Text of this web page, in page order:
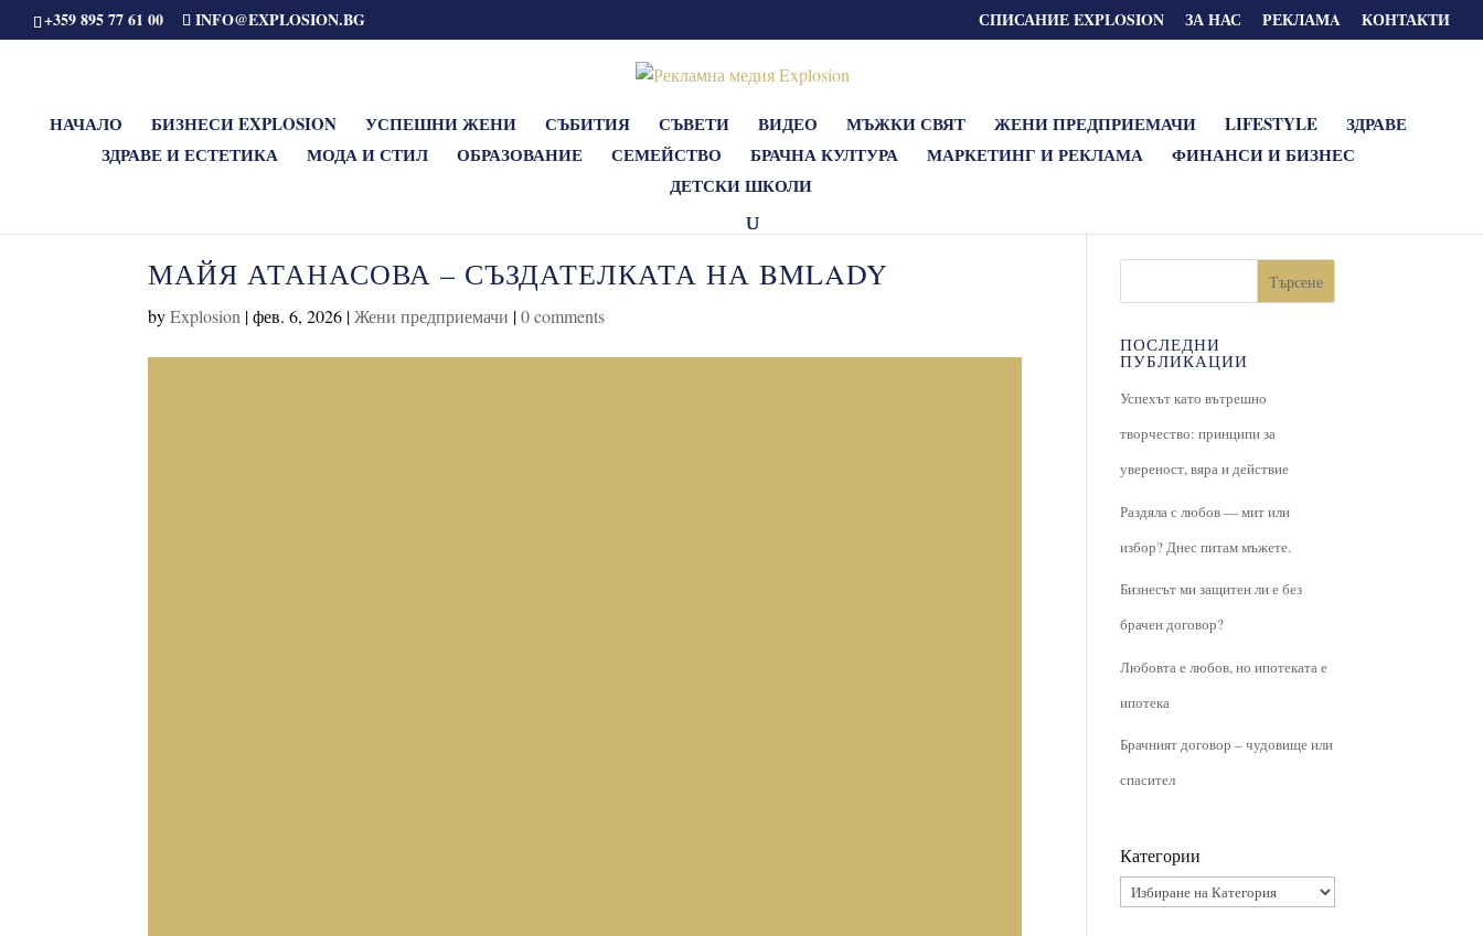
+359 895 77 61 00 INFO@EXPLOSION.BG СПИСАНИЕ EXPLOSION ЗА НАС РЕКЛАМA КОНТАКТИ
НАЧАЛО БИЗНЕСИ EXPLOSION УСПЕШНИ ЖЕНИ СЪБИТИЯ СЪВЕТИ ВИДЕО МЪЖКИ СВЯТ ЖЕНИ ПРЕДПРИЕМАЧИ LIFESTYLE
ЗДРАВЕ
ЗДРАВЕ И ЕСТЕТИКА
МОДА И СТИЛ ОБРАЗОВАНИЕ СЕМЕЙСТВО БРАЧНА КУЛТУРА МАРКЕТИНГ И РЕКЛАМА
ФИНАНСИ И БИЗНЕС
ДЕТСКИ ШКОЛИ
МАЙЯ АТАНАСОВА – СЪЗДАТЕЛКАТА НА BMLADY
byExplosion |фев. 6, 2026 |Жени предприемачи |0 comments
Търсене
ПОСЛЕДНИ
ПУБЛИКАЦИИ
Успехът като вътрешно
творчество: принципи за
увереност, вяра и действие
Раздяла с любов — мит или
избор? Днес питам мъжете.
Бизнесът ми защитен ли е без
брачен договор?
Любовта е любов, но ипотеката е
ипотека
Брачният договор – чудовище или
спасител
Категории